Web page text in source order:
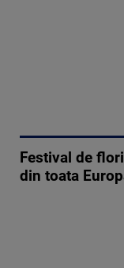
Festival de
din toata